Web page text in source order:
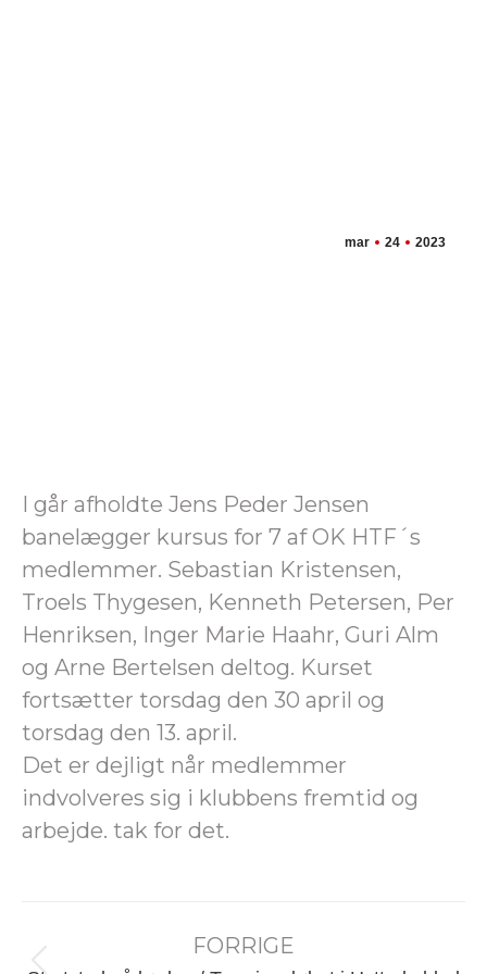
mar 24 2023
I går afholdte Jens Peder Jensen
banelægger kursus for 7 af OK HTF´s
medlemmer. Sebastian Kristensen,
Troels Thygesen, Kenneth Petersen, Per
Henriksen, Inger Marie Haahr, Guri Alm
og Arne Bertelsen deltog. Kurset
fortsætter torsdag den 30 april og
torsdag den 13. april.
Det er dejligt når medlemmer
indvolveres sig i klubbens fremtid og
arbejde. tak for det.
navigation
FORRIGE